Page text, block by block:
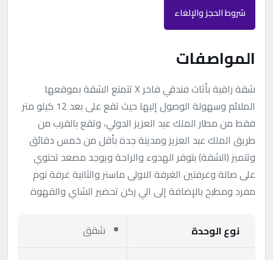
شروط الحجز والإلغاء
المواصفات
شقة راقية بأثاث فندقي فاخر X تتمتع الشقة بموقعها
الملائم وسهولة الوصول إليها حيث تقع على بعد 12 كيلو متر
فقط من مطار الملك عبد العزيز الدولي، وتقع بالقرب من
طريق الملك عبد العزيز ومدينة جدة بأقل من خمس دقائق
وتتميز (الشقة) بتوفر الهدوء والراحة ويوجد مصعد تحتوي
على صالة وغرفتين الغرفة الاولى ماستر والثانية غرفة نوم
مفرد ومطبخ بالإضافة إلى الي ركن تحضير الشاي والقهوة
نوع الوحدة
شقق